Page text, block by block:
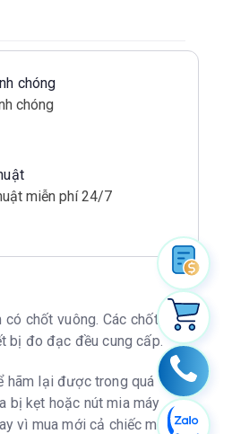
chóng
chóng
miễn phí 24/7
chốt vuông. Các chốt mia
bị đo đạc đều cung cấp.
hãm lại được trong quá
bị kẹt hoặc nút mia máy
vì mua mới cả chiếc mia